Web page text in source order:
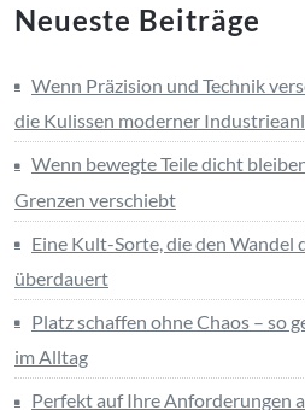
Neueste Beiträge
Wenn Präzision und Technik
die Kulissen moderner
Wenn bewegte Teile dicht
Grenzen verschiebt
Eine Kult-Sorte, die den Wandel
überdauert
Platz schaffen ohne Chaos – so
im Alltag
Perfekt auf Ihre Anforderungen